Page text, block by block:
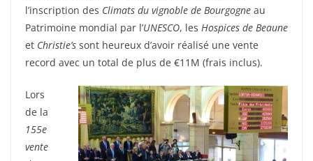
l’inscription des Climats du vignoble de Bourgogne au
Patrimoine mondial par l’UNESCO, les Hospices de Beaune
et Christie’s sont heureux d’avoir réalisé une vente
record avec un total de plus de €11M (frais inclus).
Lors
de la
155e
vente